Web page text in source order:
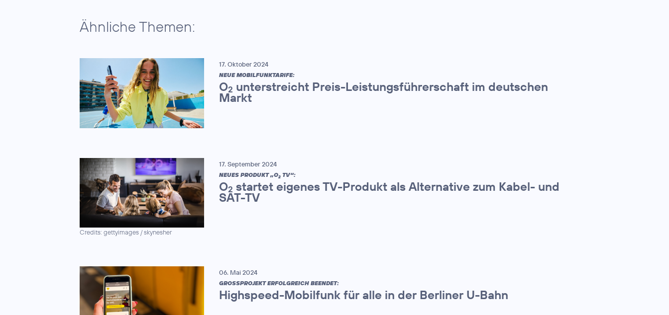
Ähnliche Themen:
17. Oktober 2024
NEUE MOBILFUNKTARIFE:
O2 unterstreicht Preis-Leistungsführerschaft im deutschen
Markt
Credits: gettyimages / skynesher
17. September 2024
NEUES PRODUKT „O2 TV“:
O2 startet eigenes TV-Produkt als Alternative zum Kabel- und
SAT-TV
06. Mai 2024
GROSSPROJEKT ERFOLGREICH BEENDET:
Highspeed-Mobilfunk für alle in der Berliner U-Bahn